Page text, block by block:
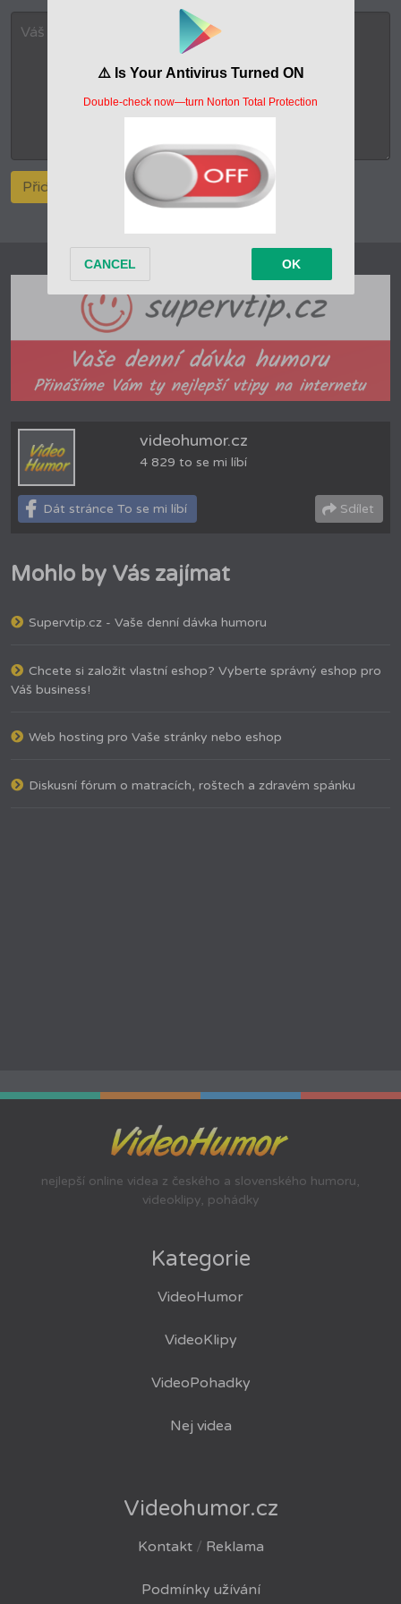
videohumor.cz
4 829 to se mi líbí
Dát stránce To se mi líbí Sdílet
Mohlo by Vás zajímat
Supervtip.cz - Vaše denní dávka humoru
Chcete si založit vlastní eshop? Vyberte správný eshop pro
Váš business!
Web hosting pro Vaše stránky nebo eshop
Diskusní fórum o matracích, roštech a zdravém spánku
nejlepší online videa z českého a slovenského humoru,
videoklipy, pohádky
Kategorie
VideoHumor
VideoKlipy
VideoPohadky
Nej videa
Videohumor.cz
Kontakt/ Reklama
Podmínky užívání